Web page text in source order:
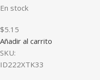
En stock
$5.15
Añadir al carrito
SKU:
ID222XTK33